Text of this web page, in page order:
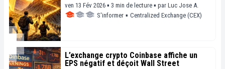
ven 13 Fév 2026 ▪ 3 min de lecture ▪ par Luc Jose A.
S'informer ▪ Centralized Exchange (CEX)
L’exchange crypto Coinbase affiche un
EPS négatif et déçoit Wall Street